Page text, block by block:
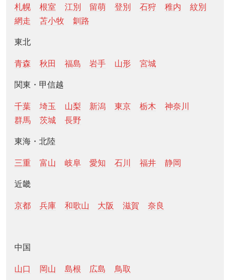
札幌
根室 江別 留萌 登別 石狩 稚内
紋別
網走
苫小牧 釧路
東北
青森 秋田 福島 岩手 山形 宮城
関東・甲信越
千葉 埼玉 山梨 新潟 東京 栃木
神奈川
群馬
茨城 長野
東海・北陸
三重 富山 岐阜 愛知 石川 福井 静岡
近畿
京都 兵庫 和歌山 大阪 滋賀 奈良
中国
山口 岡山 島根 広島 鳥取